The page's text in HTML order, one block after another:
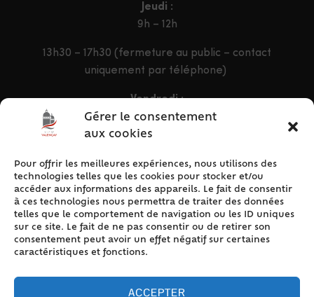
Gérer le consentement
aux cookies
Pour offrir les meilleures expériences, nous utilisons des
technologies telles que les cookies pour stocker et/ou
accéder aux informations des appareils. Le fait de consentir
à ces technologies nous permettra de traiter des données
telles que le comportement de navigation ou les ID uniques
sur ce site. Le fait de ne pas consentir ou de retirer son
consentement peut avoir un effet négatif sur certaines
caractéristiques et fonctions.
ACCEPTER
Jeudi :
9h – 12h
13h30 – 17h30 (fermeture au public – contact
uniquement par téléphone)
Vendredi :
9h – 12h & 13h30 – 16h30
ACCÈS RAPIDE
Accueil
Contact
Plan du site
Mentions légales
Politique de cookies (UE)